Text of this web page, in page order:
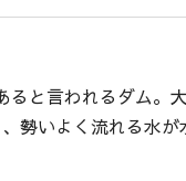
と言われるダム。
勢いよく流れる水が